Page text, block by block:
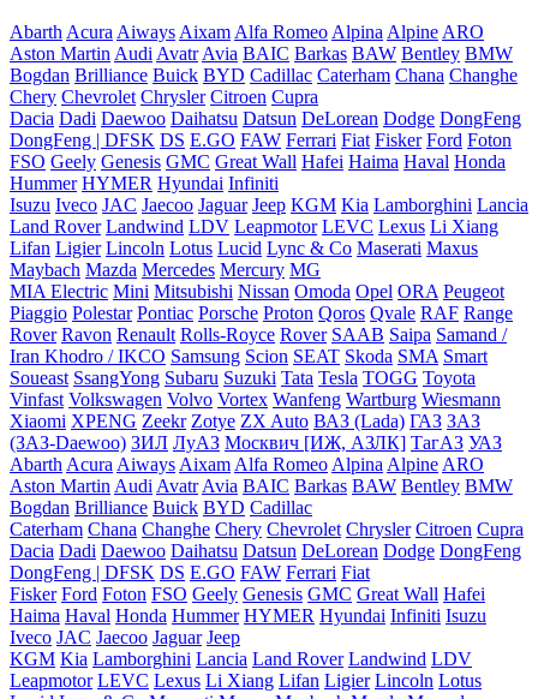
Abarth Acura Aiways Aixam Alfa Romeo Alpina Alpine ARO
Aston Martin Audi Avatr Avia BAIC Barkas BAW Bentley BMW
Bogdan Brilliance Buick BYD Cadillac Caterham Chana Changhe
Chery Chevrolet Chrysler Citroen Cupra
Dacia Dadi Daewoo Daihatsu Datsun DeLorean Dodge DongFeng
DongFeng | DFSK DS E.GO FAW Ferrari Fiat Fisker Ford Foton
FSO Geely Genesis GMC Great Wall Hafei Haima Haval Honda
Hummer HYMER Hyundai Infiniti
Isuzu Iveco JAC Jaecoo Jaguar Jeep KGM Kia Lamborghini Lancia
Land Rover Landwind LDV Leapmotor LEVC Lexus Li Xiang
Lifan Ligier Lincoln Lotus Lucid Lync & Co Maserati Maxus
Maybach Mazda Mercedes Mercury MG
MIA Electric Mini Mitsubishi Nissan Omoda Opel ORA Peugeot
Piaggio Polestar Pontiac Porsche Proton Qoros Qvale RAF Range
Rover Ravon Renault Rolls-Royce Rover SAAB Saipa Samand /
Iran Khodro / IKCO Samsung Scion SEAT Skoda SMA Smart
Soueast SsangYong Subaru Suzuki Tata Tesla TOGG Toyota
Vinfast Volkswagen Volvo Vortex Wanfeng Wartburg Wiesmann
Xiaomi XPENG Zeekr Zotye ZX Auto ВАЗ (Lada) ГАЗ ЗАЗ
(ЗАЗ-Daewoo) ЗИЛ ЛуАЗ Москвич [ИЖ, АЗЛК] ТагАЗ УАЗ
Abarth Acura Aiways Aixam Alfa Romeo Alpina Alpine ARO
Aston Martin Audi Avatr Avia BAIC Barkas BAW Bentley BMW
Bogdan Brilliance Buick BYD Cadillac
Caterham Chana Changhe Chery Chevrolet Chrysler Citroen Cupra
Dacia Dadi Daewoo Daihatsu Datsun DeLorean Dodge DongFeng
DongFeng | DFSK DS E.GO FAW Ferrari Fiat
Fisker Ford Foton FSO Geely Genesis GMC Great Wall Hafei
Haima Haval Honda Hummer HYMER Hyundai Infiniti Isuzu
Iveco JAC Jaecoo Jaguar Jeep
KGM Kia Lamborghini Lancia Land Rover Landwind LDV
Leapmotor LEVC Lexus Li Xiang Lifan Ligier Lincoln Lotus